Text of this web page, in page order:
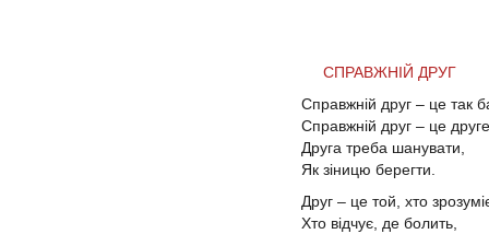
СПРАВЖНІЙ ДРУГ
Справжній друг – це так
Справжній друг – це
Друга треба шанувати,
Як зіницю берегти.
Друг – це той, хто
Хто відчує, де болить,